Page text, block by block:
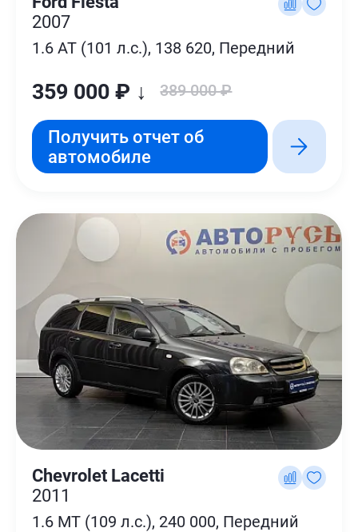
2007
1.6 AT (101 л.с.), 138 620, Передний
359 000 ₽ ↓ 389 000 ₽
Получить отчет об
автомобиле
Chevrolet Lacetti
2011
1.6 MT (109 л.с.), 240 000, Передний